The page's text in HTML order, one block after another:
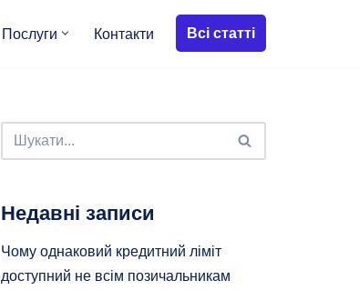
Послуги Контакти Всі статті
Недавні записи
Чому однаковий кредитний ліміт
доступний не всім позичальникам